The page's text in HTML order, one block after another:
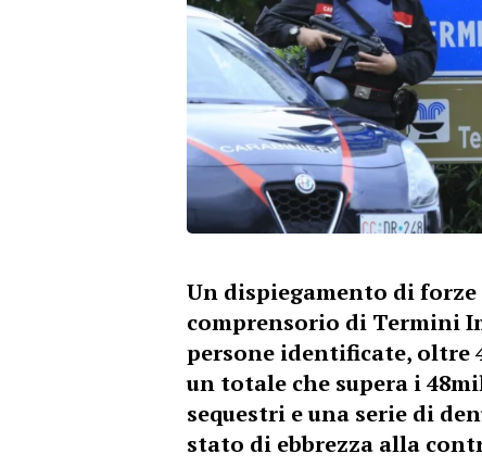
Un dispiegamento di
comprensorio di Termini
persone identificate, oltre
un totale che supera i
sequestri e una serie di
stato di ebbrezza alla